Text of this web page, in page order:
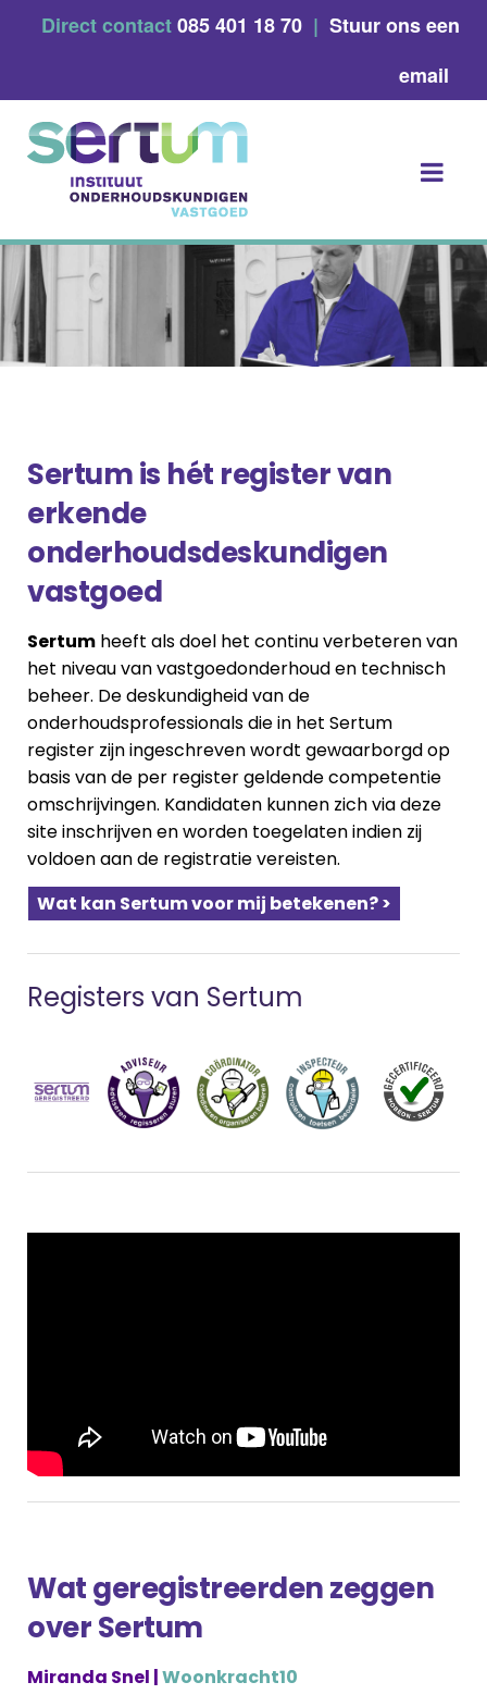
Direct contact085 401 18 70 | Stuur ons een
email
Sertum is hét register van
erkende
onderhoudsdeskundigen
vastgoed
Sertum heeft als doel het continu verbeteren van
het niveau van vastgoedonderhoud en technisch
beheer. De deskundigheid van de
onderhoudsprofessionals die in het Sertum
register zijn ingeschreven wordt gewaarborgd op
basis van de per register geldende competentie
omschrijvingen. Kandidaten kunnen zich via deze
site inschrijven en worden toegelaten indien zij
voldoen aan de registratie vereisten.
Wat kan Sertum voor mij betekenen? >
Registers van Sertum
Wat geregistreerden zeggen
over Sertum
Miranda Snel |Woonkracht10